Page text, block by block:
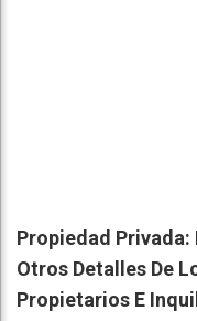
Propiedad Privada:
Otros Detalles De
Propietarios E